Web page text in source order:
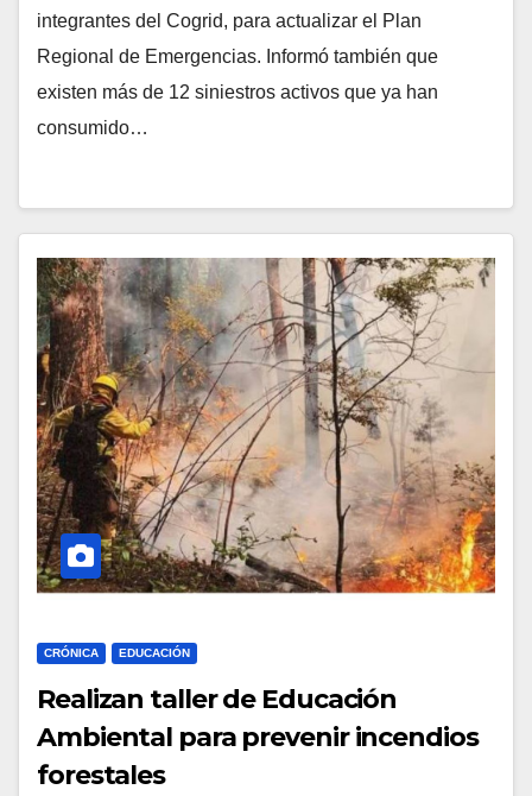
integrantes del Cogrid, para actualizar el Plan
Regional de Emergencias. Informó también que
existen más de 12 siniestros activos que ya han
consumido…
CRÓNICA EDUCACIÓN
Realizan taller de Educación
Ambiental para prevenir incendios
forestales